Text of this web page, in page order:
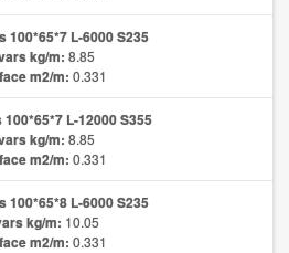
100*65*7 L-6000 S235
kg/m: 8.85
m2/m: 0.331
100*65*7 L-12000 S355
kg/m: 8.85
m2/m: 0.331
100*65*8 L-6000 S235
kg/m: 10.05
m2/m: 0.331